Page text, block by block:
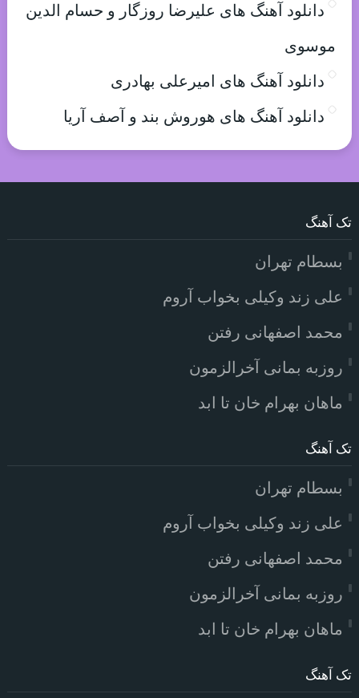
دانلود آهنگ های علیرضا روزگار و حسام الدین
موسوی
دانلود آهنگ های امیرعلی بهادری
دانلود آهنگ های هوروش بند و آصف آریا
تک آهنگ
بسطام تهران
علی زند وکیلی بخواب آروم
محمد اصفهانی رفتن
روزبه بمانی آخرالزمون
ماهان بهرام خان تا ابد
تک آهنگ
بسطام تهران
علی زند وکیلی بخواب آروم
محمد اصفهانی رفتن
روزبه بمانی آخرالزمون
ماهان بهرام خان تا ابد
تک آهنگ